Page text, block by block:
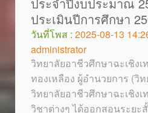
ประเมินปีการศึกษา
วันที่โพส : 2025-08-13
administrator
วิทยาลัยอาชีวศึกษาฉะเชิง
ทองเหลือง ผู้อำนวยการ (วิ
วิทยาลัยอาชีวศึกษาฉะเชิง
วิชาต่างๆ ได้ออกสอนระยะ